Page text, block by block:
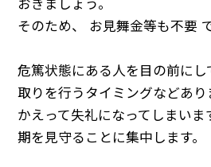
おきましょう。
そのため、 お見舞金等も不要 で
危篤状態にある人を目の前にし
取りを行うタイミングなどあり
かえって失礼になってしまいま
期を見守ることに集中します。